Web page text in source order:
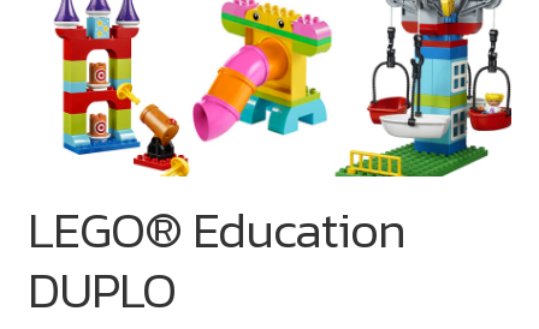
LEGO® Education
DUPLO